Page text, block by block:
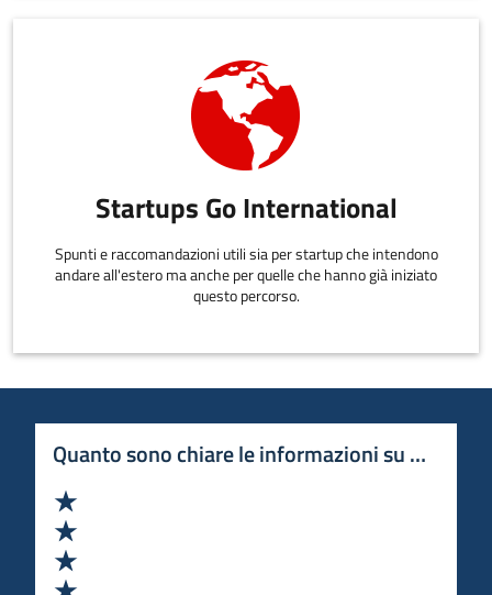
Startups Go International
Spunti e raccomandazioni utili sia per startup che intendono
andare all'estero ma anche per quelle che hanno già iniziato
questo percorso.
Quanto sono chiare le informazioni su questa